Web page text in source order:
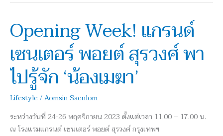
Opening Week! แกรนด์
เซนเตอร์ พอยต์ สุรวงศ์ พา
ไปรู้จัก ‘น้องเมฆา’
Lifestyle /Aomsin Saenlom
ระหว่างวันที่ 24-26 พฤศจิกายน 2023 ตั้งแต่เวลา 11.00 – 17.00 น.
ณ โรงแรมแกรนด์ เซนเตอร์ พอยต์ สุรวงศ์ กรุงเทพฯ
Opening
Week!
แก
รนด์
เซนเตอร์
พอ
ยต์
สุรวงศ์